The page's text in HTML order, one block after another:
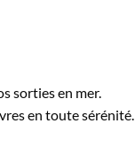
sorties en mer.
en toute sérénité.